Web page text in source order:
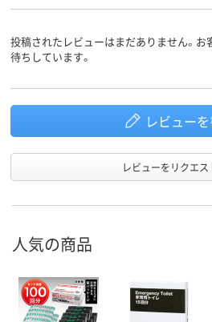
投稿されたレビューはまだありません。
待ちしています。
レビューを
レビューをリクエス
人気の商品